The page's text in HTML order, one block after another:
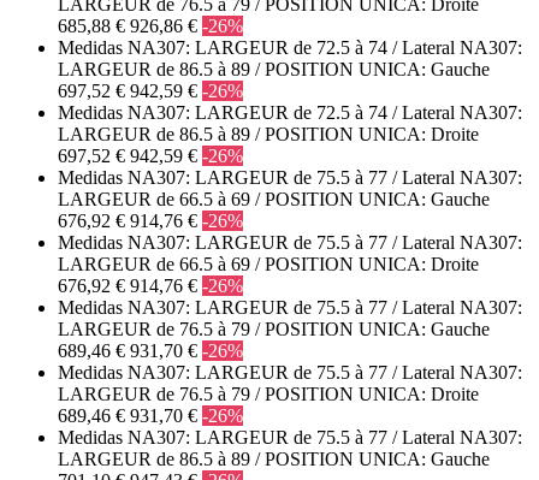
685,88 € 926,86 € -26%
Medidas NA307: LARGEUR de 72.5 à 74 / Lateral NA307:
LARGEUR de 86.5 à 89 / POSITION UNICA: Gauche
697,52 € 942,59 € -26%
Medidas NA307: LARGEUR de 72.5 à 74 / Lateral NA307:
LARGEUR de 86.5 à 89 / POSITION UNICA: Droite
697,52 € 942,59 € -26%
Medidas NA307: LARGEUR de 75.5 à 77 / Lateral NA307:
LARGEUR de 66.5 à 69 / POSITION UNICA: Gauche
676,92 € 914,76 € -26%
Medidas NA307: LARGEUR de 75.5 à 77 / Lateral NA307:
LARGEUR de 66.5 à 69 / POSITION UNICA: Droite
676,92 € 914,76 € -26%
Medidas NA307: LARGEUR de 75.5 à 77 / Lateral NA307:
LARGEUR de 76.5 à 79 / POSITION UNICA: Gauche
689,46 € 931,70 € -26%
Medidas NA307: LARGEUR de 75.5 à 77 / Lateral NA307:
LARGEUR de 76.5 à 79 / POSITION UNICA: Droite
689,46 € 931,70 € -26%
Medidas NA307: LARGEUR de 75.5 à 77 / Lateral NA307:
LARGEUR de 86.5 à 89 / POSITION UNICA: Gauche